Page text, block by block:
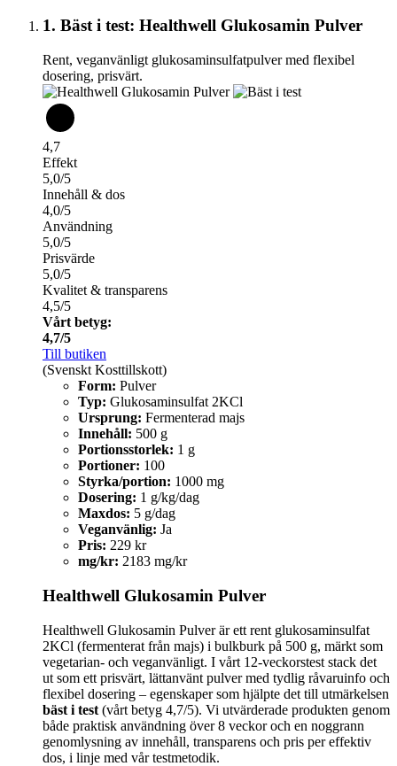
1. Bäst i test: Healthwell Glukosamin Pulver
Rent, veganvänligt glukosaminsulfatpulver med flexibel
dosering, prisvärt.
4,7
Effekt
5,0/5
Innehåll & dos
4,0/5
Användning
5,0/5
Prisvärde
5,0/5
Kvalitet & transparens
4,5/5
Vårt betyg:
4,7/5
Till butiken
(Svenskt Kosttillskott)
Form: Pulver
Typ: Glukosaminsulfat 2KCl
Ursprung: Fermenterad majs
Innehåll: 500 g
Portionsstorlek: 1 g
Portioner: 100
Styrka/portion: 1000 mg
Dosering: 1 g/kg/dag
Maxdos: 5 g/dag
Veganvänlig: Ja
Pris: 229 kr
mg/kr: 2183 mg/kr
Healthwell Glukosamin Pulver
Healthwell Glukosamin Pulver är ett rent glukosaminsulfat
2KCl (fermenterat från majs) i bulkburk på 500 g, märkt som
vegetarian- och veganvänligt. I vårt 12‑veckorstest stack det
ut som ett prisvärt, lättanvänt pulver med tydlig råvaruinfo och
flexibel dosering – egenskaper som hjälpte det till utmärkelsen
bäst i test (vårt betyg 4,7/5). Vi utvärderade produkten genom
både praktisk användning över 8 veckor och en noggrann
genomlysning av innehåll, transparens och pris per effektiv
dos, i linje med vår testmetodik.